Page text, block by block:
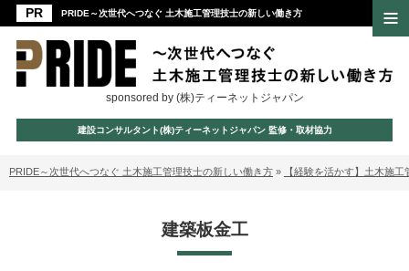
PRIDE～次世代へつなぐ 土木施工管理技士の新しい働き方
sponsored by (株)ティーネットジャパン
建設コンサルタント(株)ティーネットジャパン 監修・取材協力
PRIDE～次世代へつなぐ 土木施工管理技士の新しい働き方 » 【経験を活かす】土木施
建築板金工